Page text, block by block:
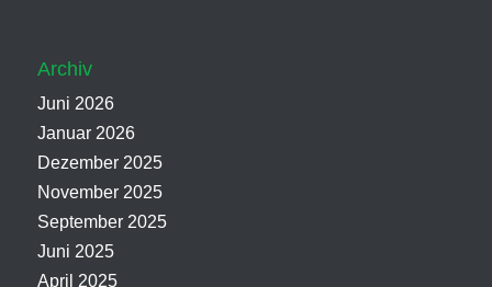
Archiv
Juni 2026
Januar 2026
Dezember 2025
November 2025
September 2025
Juni 2025
April 2025